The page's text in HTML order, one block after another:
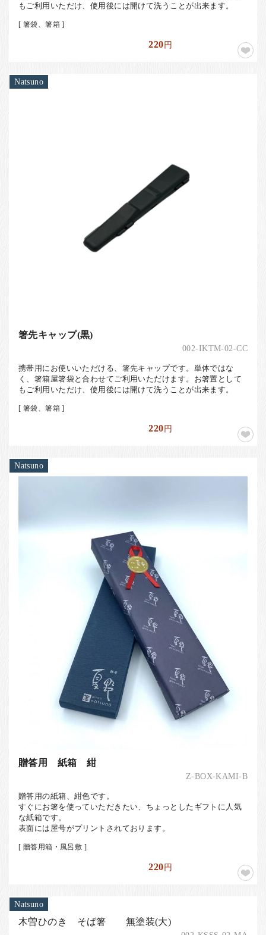
もご利用いただけ、使用後には開けて洗うことが出来ます。
[ 箸袋、箸箱 ]
220円
Natsuno
箸先キャップ(黒)
002-IKTM-02-CC
携帯用にお使いいただける、箸先キャップです。単体ではな
く、箸箱屋箸袋と合わせてご利用いただけます。お箸置として
もご利用いただけ、使用後には開けて洗うことが出来ます。
[ 箸袋、箸箱 ]
220円
Natsuno
贈答用 紙箱 紺
Z-BOX-KAMI-B
贈答用の紙箱、紺色です。
すぐにお箸を使っていただきたい、ちょっとしたギフトに人気
な紙箱です。
表面には屋号がプリントされております。
[ 贈答用箱・風呂敷 ]
220円
Natsuno
木曽ひのき そば箸 無塗装(大)